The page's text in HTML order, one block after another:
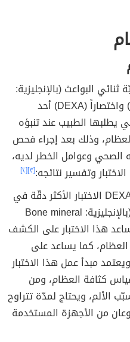
البواعث (بالإنجليزية:
Dual-energy X-ray absorptiometry) واختصاراً (DEXA) أحد
يطلبها الطبيب عند تنبؤه
وذلك بعد إجراء فحص
الصحي وعوامل الخطر لديه،
وتفسير نتائجه:[٣] [٢]
يُعدّ اختبار DEXA الاختبار الأكثر دقّة في
قياس الكثافة المعدنيّة للعظام (بالإنجليزية: Bone mineral
هذا الاختبار على الكشف
كما يساعد على
مبدأ عمل هذا الاختبار
كثافة العظام، ومن
الألم، ويحتاج لمدّة تتراوح
نوعان من الأجهزة المستخدمة